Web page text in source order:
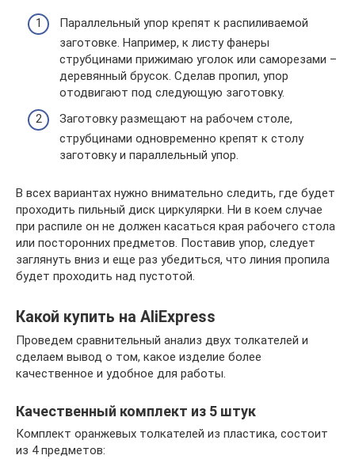
Параллельный упор крепят к распиливаемой
заготовке. Например, к листу фанеры
струбцинами прижимаю уголок или саморезами –
деревянный брусок. Сделав пропил, упор
отодвигают под следующую заготовку.
Заготовку размещают на рабочем столе,
струбцинами одновременно крепят к столу
заготовку и параллельный упор.
В всех вариантах нужно внимательно следить, где будет
проходить пильный диск циркулярки. Ни в коем случае
при распиле он не должен касаться края рабочего стола
или посторонних предметов. Поставив упор, следует
заглянуть вниз и еще раз убедиться, что линия пропила
будет проходить над пустотой.
Какой купить на AliExpress
Проведем сравнительный анализ двух толкателей и
сделаем вывод о том, какое изделие более
качественное и удобное для работы.
Качественный комплект из 5 штук
Комплект оранжевых толкателей из пластика, состоит
из 4 предметов: